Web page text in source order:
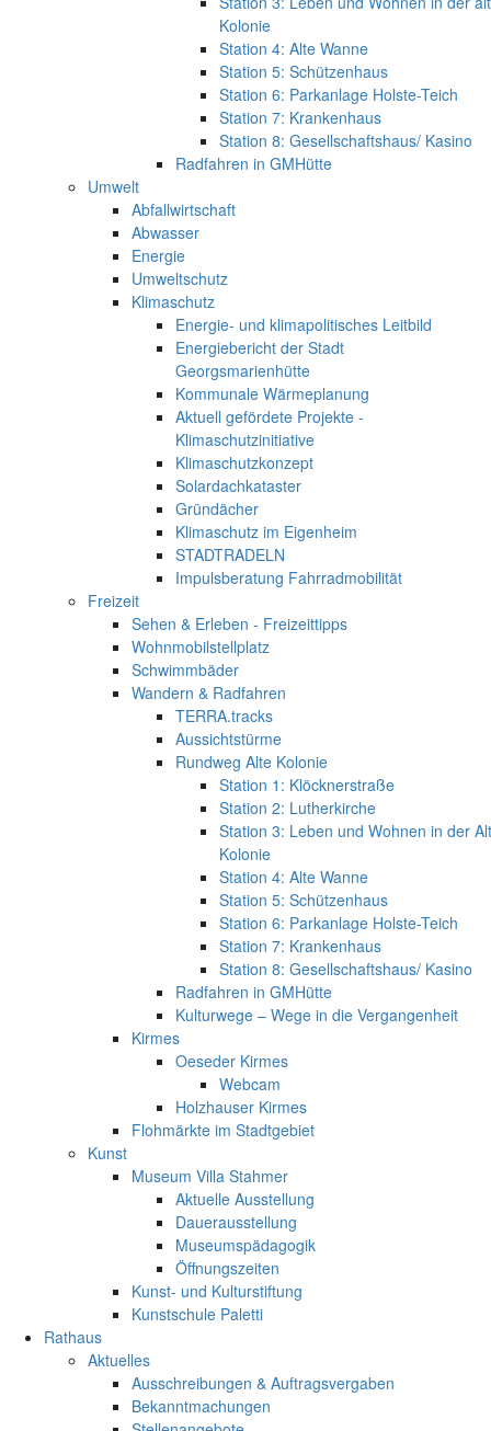
Kolonie
Station 4: Alte Wanne
Station 5: Schützenhaus
Station 6: Parkanlage Holste-Teich
Station 7: Krankenhaus
Station 8: Gesellschaftshaus/ Kasino
Radfahren in GMHütte
Umwelt
Abfallwirtschaft
Abwasser
Energie
Umweltschutz
Klimaschutz
Energie- und klimapolitisches Leitbild
Energiebericht der Stadt
Georgsmarienhütte
Kommunale Wärmeplanung
Aktuell gefördete Projekte -
Klimaschutzinitiative
Klimaschutzkonzept
Solardachkataster
Gründächer
Klimaschutz im Eigenheim
STADTRADELN
Impulsberatung Fahrradmobilität
Freizeit
Sehen & Erleben - Freizeittipps
Wohnmobilstellplatz
Schwimmbäder
Wandern & Radfahren
TERRA.tracks
Aussichtstürme
Rundweg Alte Kolonie
Station 1: Klöcknerstraße
Station 2: Lutherkirche
Station 3: Leben und Wohnen in der
Kolonie
Station 4: Alte Wanne
Station 5: Schützenhaus
Station 6: Parkanlage Holste-Teich
Station 7: Krankenhaus
Station 8: Gesellschaftshaus/ Kasino
Radfahren in GMHütte
Kulturwege – Wege in die Vergangenheit
Kirmes
Oeseder Kirmes
Webcam
Holzhauser Kirmes
Flohmärkte im Stadtgebiet
Kunst
Museum Villa Stahmer
Aktuelle Ausstellung
Dauerausstellung
Museumspädagogik
Öffnungszeiten
Kunst- und Kulturstiftung
Kunstschule Paletti
Rathaus
Aktuelles
Ausschreibungen & Auftragsvergaben
Bekanntmachungen